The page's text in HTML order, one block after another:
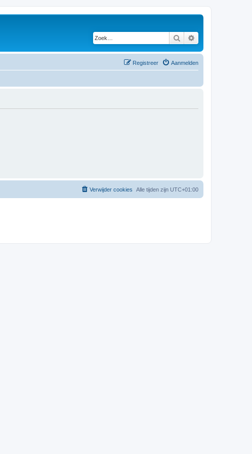
Zoek
Aanmelden
Registreer
Alle tijden zijn UTC+01:00
Verwijder cookies